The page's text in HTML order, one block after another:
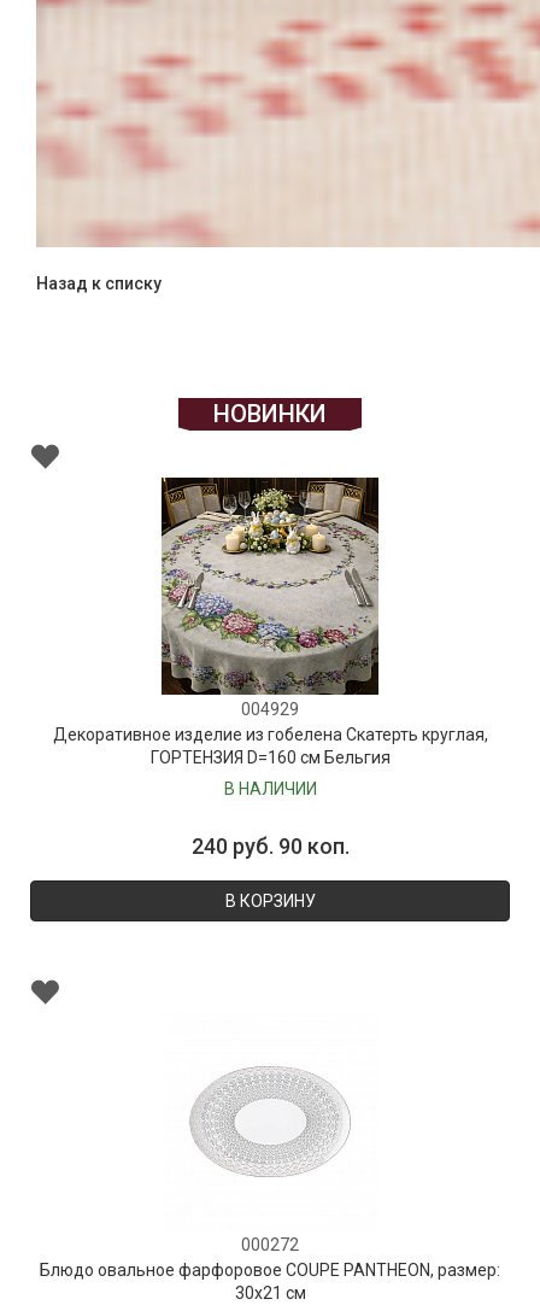
Назад к списку
НОВИНКИ
004929
Декоративное изделие из гобелена Скатерть круглая,
ГОРТЕНЗИЯ D=160 см Бельгия
В НАЛИЧИИ
240 руб. 90 коп.
В КОРЗИНУ
000272
Блюдо овальное фарфоровое COUPE PANTHEON, размер:
30х21 см